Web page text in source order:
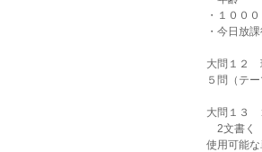
・１００
・今日放
大問１２
５問（テ
大問１３
2文書く
使用可能